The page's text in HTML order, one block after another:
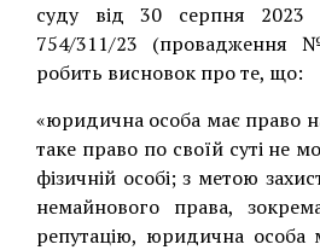
суду від 30 cерпня
754/311/23 (провадження
робить висновок про те, що:
«юридична особа має право
таке право по своїй суті не
фізичній особі; з метою
немайнового права,
репутацію, юридична особа